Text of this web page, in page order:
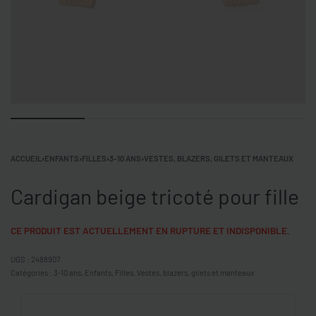
ACCUEIL ›ENFANTS›FILLES›3-10 ANS›VESTES, BLAZERS, GILETS ET MANTEAUX
Cardigan beige tricoté pour fille
CE PRODUIT EST ACTUELLEMENT EN RUPTURE ET INDISPONIBLE.
2488907
Catégories : 3-10 ans Enfants Filles Vestes, blazers, gilets et manteaux